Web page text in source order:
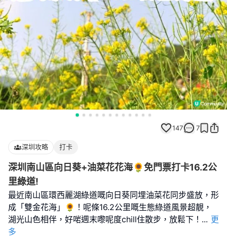
147 7
深圳攻略 打卡
深圳南山區向日葵+油菜花花海🌻免門票打卡16.2公
里綠道!
最近南山區環西麗湖綠道嘅向日葵同埋油菜花同步盛放，形
成「雙金花海」🌻！呢條16.2公里嘅生態綠道風景超靚，
湖光山色相伴，好啱週末嚟呢度chill住散步，放鬆下！ ... 更
多